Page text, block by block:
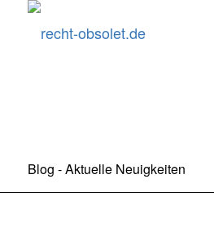
Blog - Aktuelle Neuigkeiten